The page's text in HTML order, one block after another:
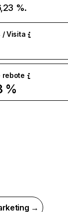
%.
/ Visita
rebote
%
→